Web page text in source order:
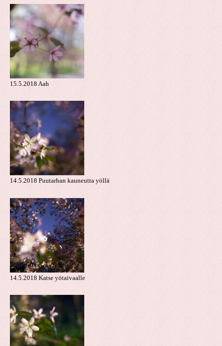
15.5.2018 Aah
14.5.2018 Puutarhan kauneutta yöllä
14.5.2018 Katse yötaivaalle